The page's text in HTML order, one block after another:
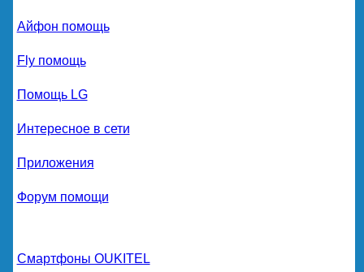
Айфон помощь
Fly помощь
Помощь LG
Интересное в сети
Приложения
Форум помощи
Смартфоны OUKITEL